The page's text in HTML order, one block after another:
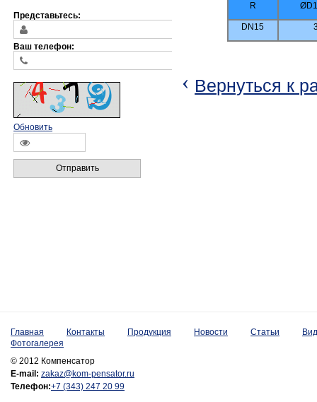
Представьтесь:
Ваш телефон:
Обновить
Отправить
R
DN15
‹ Вернуться к
Главная Контакты Продукция Новости Статьи
Фотогалерея
© 2012 Компенсатор
E-mail: zakaz@kom-pensator.ru
Телефон:+7 (343) 247 20 99